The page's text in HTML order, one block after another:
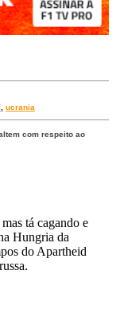
,ucrania
com respeito ao